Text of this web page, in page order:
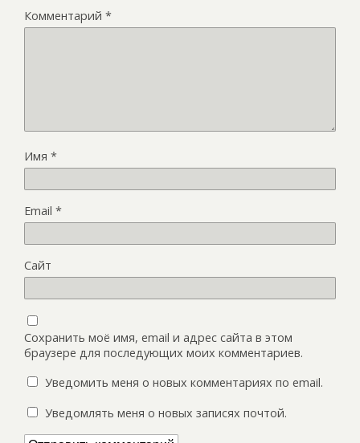
Комментарий *
Имя *
Email *
Сайт
Сохранить моё имя, email и адрес сайта в этом
браузере для последующих моих комментариев.
Уведомить меня о новых комментариях по email.
Уведомлять меня о новых записях почтой.